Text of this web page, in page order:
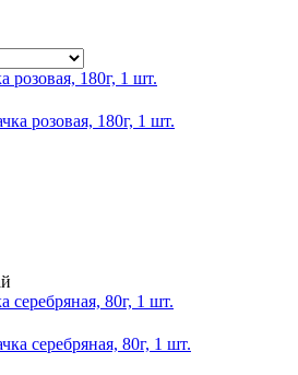
розовая, 180г, 1 шт.
серебряная, 80г, 1 шт.